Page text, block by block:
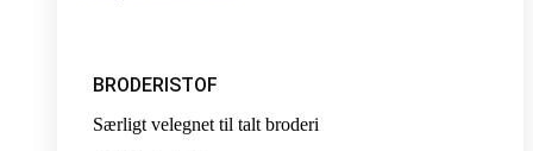
BRODERISTOF
Særligt velegnet til talt broderi